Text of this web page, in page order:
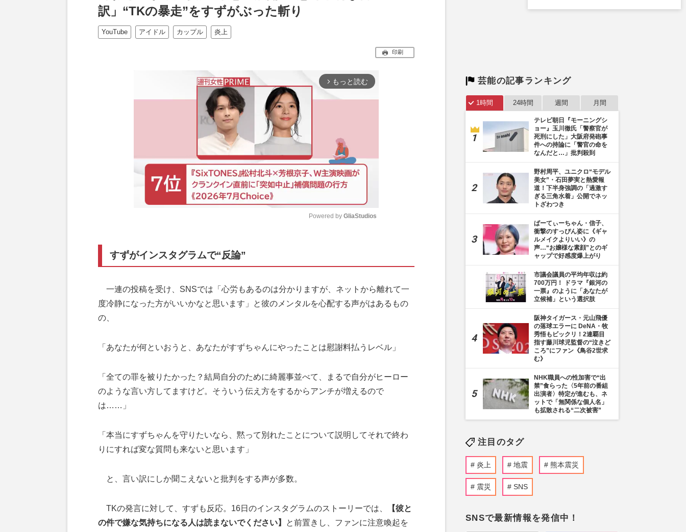
訳」“TKの暴走”をすずがぶった斬り
YouTube アイドル カップル 炎上
印刷
arrow_forward_ios もっと読む
e
Powered by GliaStudios
すずがインスタグラムで“反論”
一連の投稿を受け、SNSでは「心労もあるのは分かりますが、ネットから離れて一
度冷静になった方がいいかなと思います」と彼のメンタルを心配する声がはあるもの
の、
「あなたが何といおうと、あなたがすずちゃんにやったことは慰謝料払うレベル」
「全ての罪を被りたかった？結局自分のために綺麗事並べて、まるで自分がヒーロー
のような言い方してますけど。そういう伝え方をするからアンチが増えるので
は……」
「本当にすずちゃんを守りたいなら、黙って別れたことについて説明してそれで終わ
りにすれば変な質問も来ないと思います」
と、言い訳にしか聞こえないと批判をする声が多数。
TKの発言に対して、すずも反応。16日のインスタグラムのストーリーでは、
【彼と
の件で嫌な気持ちになる人は読まないでください】
と前置きし、ファンに注意喚起を
芸能の記事ランキング
1時間 24時間 週間 月間
テレビ朝日『モーニングシ
ョー』玉川徹氏「警察官が
死刑にした」大阪府発砲事
件への持論に「警官の命を
なんだと…」批判殺到
野村周平、ユニクロ“モデル
美女”・石田夢実と熱愛報
道！下半身強調の「過激す
ぎる三角水着」公開でネッ
トざわつき
ぱーてぃーちゃん・信子、
衝撃のすっぴん姿に《ギャ
ルメイクよりいい》の
声…“お嬢様な素顔”とのギ
ャップで好感度爆上がり
市議会議員の平均年収は約
700万円！ ドラマ『銀河の
一票』のように「あなたが
立候補」という選択肢
阪神タイガース・元山飛優
の落球エラーに DeNA・牧
秀悟もビックリ！2連覇目
指す藤川球児監督の“泣きど
ころ”にファン《鳥谷2世求
む》
NHK職員への性加害で“出
禁”食らった〈5年前の番組
出演者〉特定が進むも、ネ
ットで「無関係な個人名」
も拡散される“二次被害”
注目のタグ
炎上 地震 熊本震災
震災 SNS
SNSで最新情報を発信中！